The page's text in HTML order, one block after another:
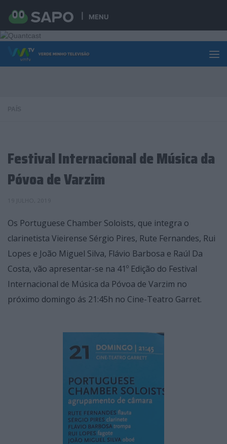
MENU
Skip to content
Festival Internacional de Música da
Póvoa de Varzim
Os Portuguese Chamber Soloists, que integra o
clarinetista Vieirense Sérgio Pires, Rute Fernandes, Rui
Lopes e João Miguel Silva, Flávio Barbosa e Raúl Da
Costa, vão apresentar-se na 41º Edição do Festival
Internacional de Música da Póvoa de Varzim no
próximo domingo ás 21:45h no Cine-Teatro Garret.